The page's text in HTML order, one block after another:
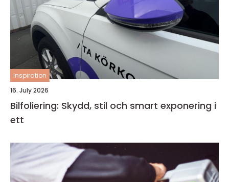
inspiration
16. July 2026
Bilfoliering: Skydd, stil och smart exponering i
ett